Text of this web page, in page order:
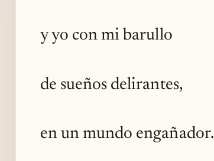
y yo con mi barullo
de sueños delirantes,
en un mundo engañador.